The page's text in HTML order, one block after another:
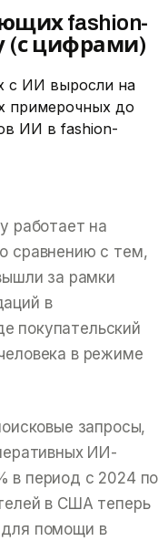
fashion-
(с цифрами)
с ИИ выросли на
примерочных до
ИИ в fashion-
работает на
сравнению с тем,
за рамки
в
покупательский
в режиме
запросы,
ИИ-
в период с 2024 по
в США теперь
помощи в